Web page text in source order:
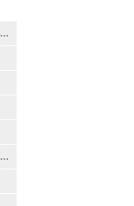
ドライフラワー・押し花｜ネイルパーツ
中抜き・ストーンフレーム｜ネイルパーツ